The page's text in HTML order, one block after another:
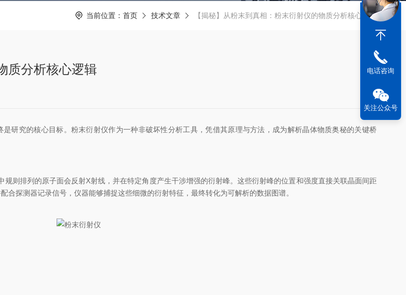
当前位置： 首页 技术文章 【揭秘】从粉末到真相：粉末衍射仪的物质分析核心逻辑
质分析核心逻辑
究的核心目标。粉末衍射仪作为一种非破坏性分析工具，凭借其原理与方法，成为解析晶体物质奥秘的关键桥
排列的原子面会反射X射线，并在特定角度产生干涉增强的衍射峰。这些衍射峰的位置和强度直接关联晶面间距
合探测器记录信号，仪器能够捕捉这些细微的衍射特征，最终转化为可解析的数据图谱。
电话咨询
关注公众号